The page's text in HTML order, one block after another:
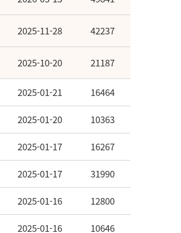
2025-11-28 42237
2025-10-20 21187
2025-01-21 16464
2025-01-20 10363
2025-01-17 16267
2025-01-17 31990
2025-01-16 12800
2025-01-16 10646